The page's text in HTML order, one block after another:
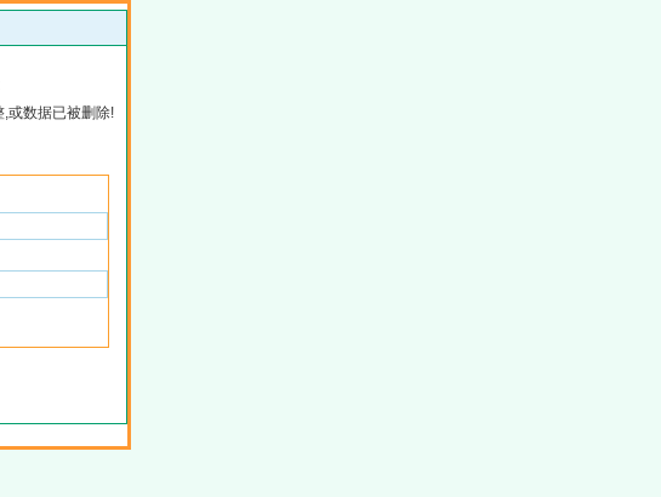
或数据已被删除!